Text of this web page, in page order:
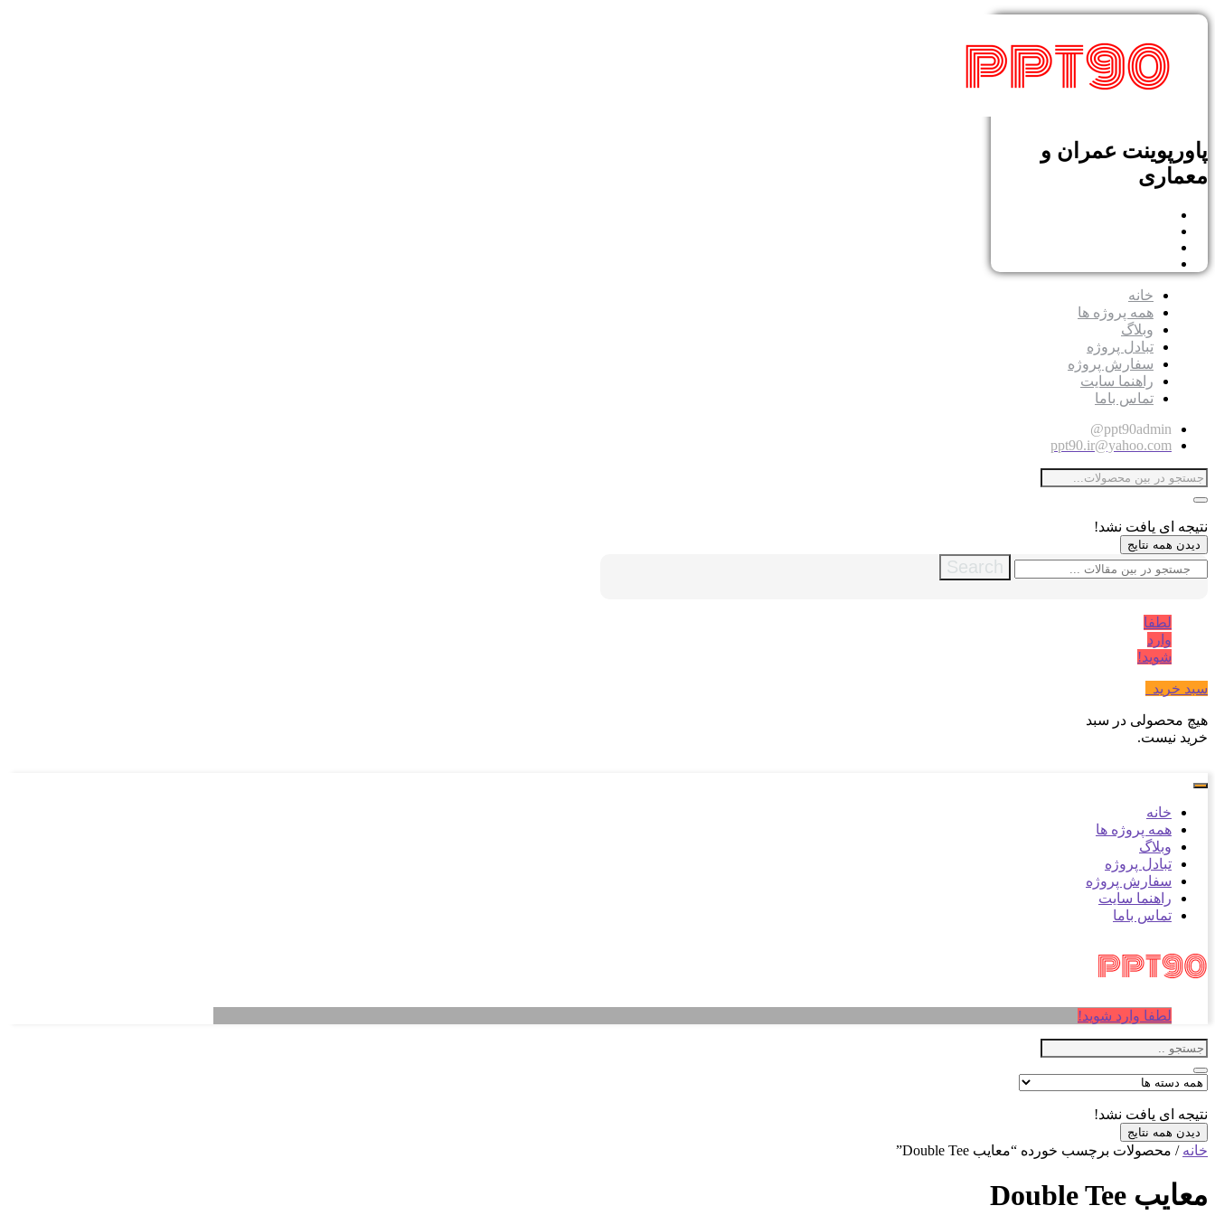
پاورپوینت عمران و
معماری
خانه
همه پروژه ها
وبلاگ
تبادل پروژه
سفارش پروژه
راهنما سایت
تماس باما
ppt90admin@
ppt90.ir@yahoo.com
نتیجه ای یافت نشد!
دیدن همه نتایج
Search
لطفا
وارد
شوید!
سبد خرید
هیچ محصولی در سبد
خرید نیست.
خانه
همه پروژه ها
وبلاگ
تبادل پروژه
سفارش پروژه
راهنما سایت
تماس باما
لطفا وارد شوید!
نتیجه ای یافت نشد!
دیدن همه نتایج
خانه / محصولات برچسب خورده “معایب Double Tee”
معایب Double Tee